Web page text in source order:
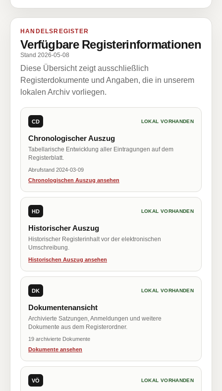
HANDELSREGISTER
Verfügbare Registerinformationen
Stand 2026-05-08
Diese Übersicht zeigt ausschließlich
Registerdokumente und Angaben, die in unserem
lokalen Archiv vorliegen.
CD LOKAL VORHANDEN
Chronologischer Auszug
Tabellarische Entwicklung aller Eintragungen auf dem
Registerblatt.
Abrufstand 2024-03-09
Chronologischen Auszug ansehen
HD LOKAL VORHANDEN
Historischer Auszug
Historischer Registerinhalt vor der elektronischen
Umschreibung.
Historischen Auszug ansehen
DK LOKAL VORHANDEN
Dokumentenansicht
Archivierte Satzungen, Anmeldungen und weitere
Dokumente aus dem Registerordner.
19 archivierte Dokumente
Dokumente ansehen
VÖ LOKAL VORHANDEN